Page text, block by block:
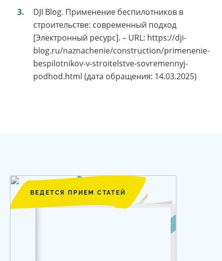
DJI Blog. Применение беспилотников в
строительстве: современный подход
[Электронный ресурс]. – URL: https://dji-
blog.ru/naznachenie/construction/primenenie-
bespilotnikov-v-stroitelstve-sovremennyj-
podhod.html (дата обращения: 14.03.2025)
ВЕДЕТСЯ ПРИЕМ СТАТЕЙ